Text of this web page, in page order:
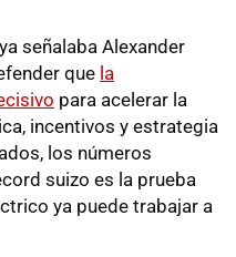
señalaba Alexander
que la
para acelerar la
incentivos y estrategia
los números
suizo es la prueba
ya puede trabajar a